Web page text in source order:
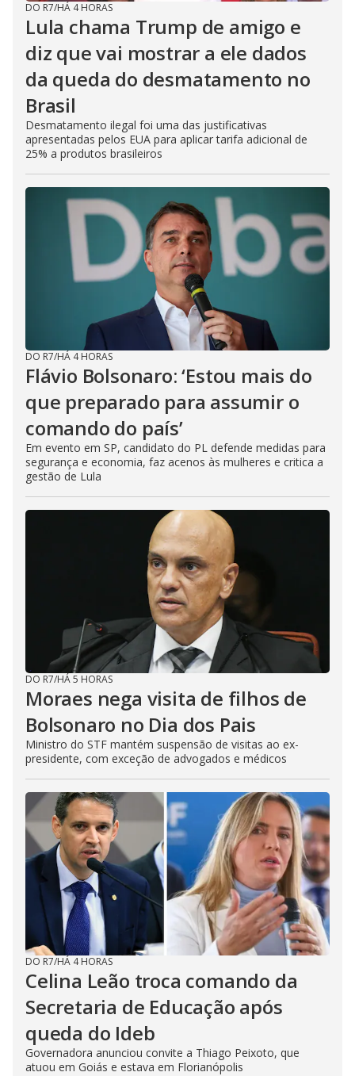
DO R7/HÁ 4 HORAS
Lula chama Trump de amigo e
diz que vai mostrar a ele dados
da queda do desmatamento no
Brasil
Desmatamento ilegal foi uma das justificativas
apresentadas pelos EUA para aplicar tarifa adicional de
25% a produtos brasileiros
DO R7/HÁ 4 HORAS
Flávio Bolsonaro: ‘Estou mais do
que preparado para assumir o
comando do país’
Em evento em SP, candidato do PL defende medidas para
segurança e economia, faz acenos às mulheres e critica a
gestão de Lula
DO R7/HÁ 5 HORAS
Moraes nega visita de filhos de
Bolsonaro no Dia dos Pais
Ministro do STF mantém suspensão de visitas ao ex-
presidente, com exceção de advogados e médicos
DO R7/HÁ 4 HORAS
Celina Leão troca comando da
Secretaria de Educação após
queda do Ideb
Governadora anunciou convite a Thiago Peixoto, que
atuou em Goiás e estava em Florianópolis